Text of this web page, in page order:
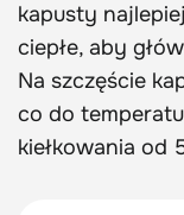
kapusty
ciepłe, aby
Na szczęście
co do
kiełkowania od